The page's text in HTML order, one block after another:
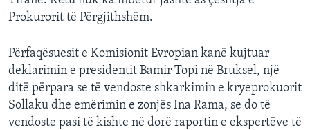
Prokurorit të Përgjithshëm.
Përfaqësuesit e Komisionit Evropian kanë kujtuar
deklarimin e presidentit Bamir Topi në Bruksel, një
ditë përpara se të vendoste shkarkimin e kryeprokuorit
Sollaku dhe emërimin e zonjës Ina Rama, se do të
vendoste pasi të kishte në dorë raportin e ekspertëve të